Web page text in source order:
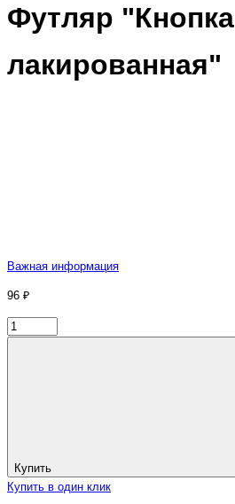
Футляр "Кнопка
лакированная"
Важная информация
96 ₽
Купить
Купить в один клик